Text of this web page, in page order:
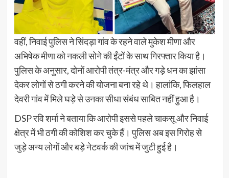
वहीं, निवाई पुलिस ने सिंदड़ा गांव के रहने वाले मुकेश मीणा और
अभिषेक मीणा को नकली सोने की ईंटों के साथ गिरफ्तार किया है।
पुलिस के अनुसार, दोनों आरोपी तंत्र-मंत्र और गड़े धन का झांसा
देकर लोगों से ठगी करने की योजना बना रहे थे। हालांकि, फिलहाल
देवरी गांव में मिले घड़े से उनका सीधा संबंध साबित नहीं हुआ है।
DSP रवि शर्मा ने बताया कि आरोपी इससे पहले चाकसू और निवाई
क्षेत्र में भी ठगी की कोशिश कर चुके हैं। पुलिस अब इस गिरोह से
जुड़े अन्य लोगों और बड़े नेटवर्क की जांच में जुटी हुई है।